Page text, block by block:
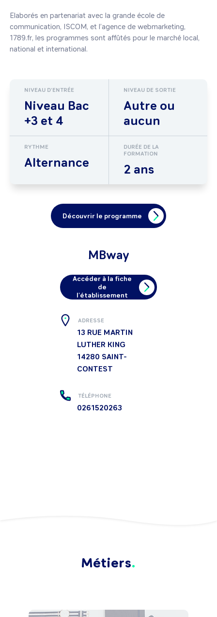
Elaborés en partenariat avec la grande école de
communication, ISCOM, et l’agence de webmarketing,
1789.fr, les programmes sont affûtés pour le marché local,
national et international.
NIVEAU D'ENTRÉE
Niveau Bac
+3 et 4
NIVEAU DE SORTIE
Autre ou
aucun
RYTHME
Alternance
DURÉE DE LA
FORMATION
2 ans
Découvrir le programme
MBway
Accéder à la fiche
de
l'établissement
ADRESSE
13 RUE MARTIN
LUTHER KING
14280 SAINT-
CONTEST
TÉLÉPHONE
0261520263
Métiers